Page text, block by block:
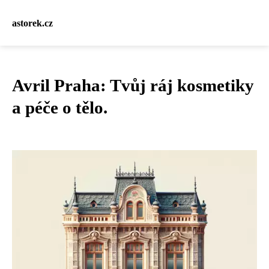
astorek.cz
Avril Praha: Tvůj ráj kosmetiky
a péče o tělo.